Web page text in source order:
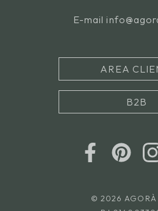
E-mail
AREA
B2B
© 2026 AGORÀ